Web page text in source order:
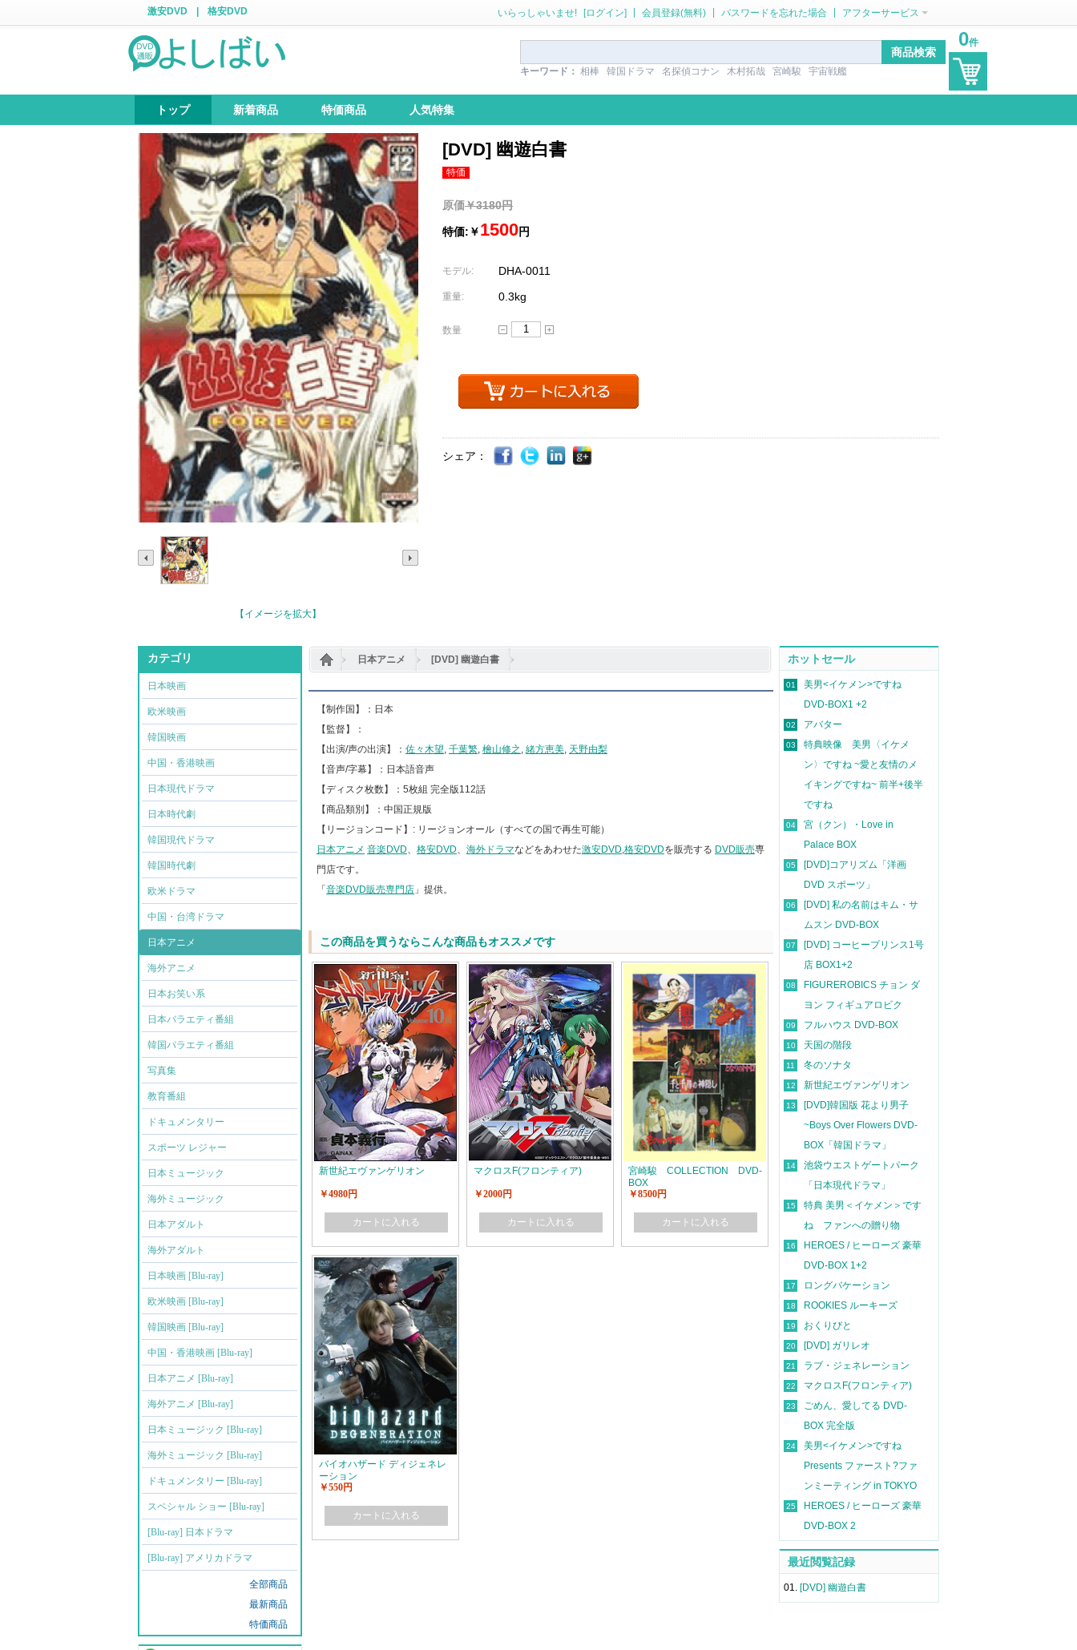
激安DVD 格安DVD いらっしゃいませ! [ログイン] 会員登録(無料) パスワードを忘れた場合 アフターサービス
キーワード： 相棒 韓国ドラマ 名探偵コナン 木村拓哉 宮崎駿 宇宙戦艦
トップ 新着商品 特価商品 人気特集
0件
【イメージを拡大】
[DVD] 幽遊白書
特価
原価￥3180円
特価:￥1500円
モデル: DHA-0011
重量: 0.3kg
数量
シェア：
カテゴリ
日本映画
欧米映画
韓国映画
中国・香港映画
日本現代ドラマ
日本時代劇
韓国現代ドラマ
韓国時代劇
欧米ドラマ
中国・台湾ドラマ
日本アニメ
海外アニメ
日本お笑い系
日本バラエティ番組
韓国バラエティ番組
写真集
教育番組
ドキュメンタリー
スポーツ レジャー
日本ミュージック
海外ミュージック
日本アダルト
海外アダルト
日本映画 [Blu-ray]
欧米映画 [Blu-ray]
韓国映画 [Blu-ray]
中国・香港映画 [Blu-ray]
日本アニメ [Blu-ray]
海外アニメ [Blu-ray]
日本ミュージック [Blu-ray]
海外ミュージック [Blu-ray]
ドキュメンタリー [Blu-ray]
スペシャル ショー [Blu-ray]
[Blu-ray] 日本ドラマ
[Blu-ray] アメリカドラマ
全部商品
最新商品
特価商品
日本アニメ [DVD] 幽遊白書
【制作国】：日本
【監督】：
【出演/声の出演】： 佐々木望, 千葉繁, 檜山修之 , 緒方恵美, 天野由梨
【音声/字幕】：日本語音声
【ディスク枚数】：5枚組 完全版112話
【商品類別】：中国正規版
【リージョンコード】: リージョンオール（すべての国で再生可能）
日本アニメ 音楽DVD、 格安DVD、 海外ドラマなどをあわせた激安DVD,格安DVDを販売する DVD販売専
門店です。
「 音楽DVD販売専門店 」提供。
この商品を買うならこんな商品もオススメです
新世紀エヴァンゲリオン
￥4980円
カートに入れる
マクロスF(フロンティア)
￥2000円
カートに入れる
宮崎駿 COLLECTION DVD-
BOX
￥8500円
カートに入れる
バイオハザード ディジェネレ
ーション
￥550円
カートに入れる
ホットセール
01
美男<イケメン>ですね
DVD-BOX1 +2
02 アバター
03
特典映像 美男〈イケメ
ン〉ですね ~愛と友情のメ
イキングですね~ 前半+後半
ですね
04
宮（クン）・Love in
Palace BOX
05
[DVD]コアリズム「洋画
DVD スポーツ」
06
[DVD] 私の名前はキム・サ
ムスン DVD-BOX
07
[DVD] コーヒープリンス1号
店 BOX1+2
08
FIGUREROBICS チョン ダ
ヨン フィギュアロビク
09 フルハウス DVD-BOX
10 天国の階段
11 冬のソナタ
12 新世紀エヴァンゲリオン
13
[DVD]韓国版 花より男子
~Boys Over Flowers DVD-
BOX「韓国ドラマ」
14
池袋ウエストゲートパーク
「日本現代ドラマ」
15
特典 美男＜イケメン＞です
ね ファンへの贈り物
16
HEROES / ヒーローズ 豪華
DVD-BOX 1+2
17 ロングバケーション
18 ROOKIES ルーキーズ
19 おくりびと
20 [DVD] ガリレオ
21 ラブ・ジェネレーション
22 マクロスF(フロンティア)
23
ごめん、愛してる DVD-
BOX 完全版
24
美男<イケメン>ですね
Presents ファースト?ファ
ンミーティング in TOKYO
25
HEROES / ヒーローズ 豪華
DVD-BOX 2
最近閲覧記録
01. [DVD] 幽遊白書